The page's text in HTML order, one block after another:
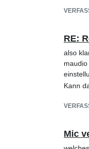
RE:
also
Kann
Mic